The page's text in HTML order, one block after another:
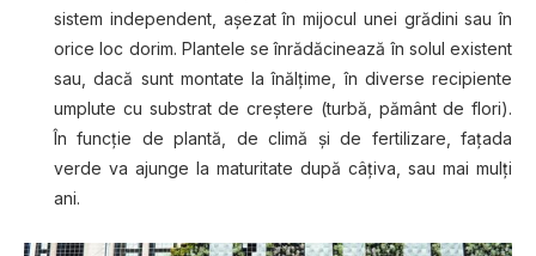
sistem independent, aşezat în mijocul unei grădini sau în
orice loc dorim. Plantele se înrădăcinează în solul existent
sau, dacă sunt montate la înălţime, în diverse recipiente
umplute cu substrat de creştere (turbă, pământ de flori).
În funcţie de plantă, de climă şi de fertilizare, faţada
verde va ajunge la maturitate după câţiva, sau mai mulţi
ani.